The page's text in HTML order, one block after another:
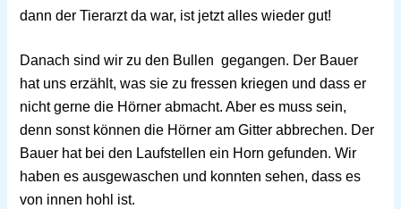
dann der Tierarzt da war, ist jetzt alles wieder gut!
Danach sind wir zu den Bullen gegangen. Der Bauer
hat uns erzählt, was sie zu fressen kriegen und dass er
nicht gerne die Hörner abmacht. Aber es muss sein,
denn sonst können die Hörner am Gitter abbrechen. Der
Bauer hat bei den Laufstellen ein Horn gefunden. Wir
haben es ausgewaschen und konnten sehen, dass es
von innen hohl ist.